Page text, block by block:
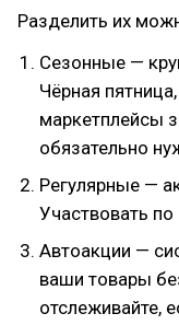
Разделить их
Сезонные —
Чёрная
маркетплейсы
обязательно
Регулярные —
Участвовать по
Автоакции —
ваши товары
отслеживайте,